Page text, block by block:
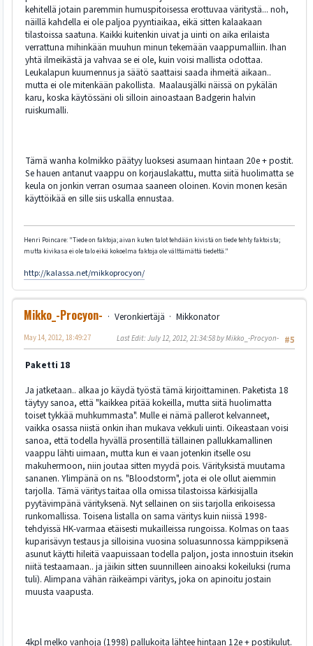
kehitellä jotain paremmin humuspitoisessa erottuvaa väritystä... noh,
näillä kahdella ei ole paljoa pyyntiaikaa, eikä sitten kalaakaan
tilastoissa saatuna. Kaikki kuitenkin uivat ja uinti on aika erilaista
verrattuna mihinkään muuhun minun tekemään vaappumalliin. Ihan
yhtä ilmeikästä ja vahvaa se ei ole, kuin voisi mallista odottaa.
Leukalapun kuumennus ja säätö saattaisi saada ihmeitä aikaan..
mutta ei ole mitenkään pakollista. Maalausjälki näissä on pykälän
karu, koska käytössäni oli silloin ainoastaan Badgerin halvin
ruiskumalli.
Tämä wanha kolmikko päätyy luoksesi asumaan hintaan 20e + postit.
Se hauen antanut vaappu on korjauslakattu, mutta siitä huolimatta se
keula on jonkin verran osumaa saaneen oloinen. Kovin monen kesän
käyttöikää en sille siis uskalla ennustaa.
Henri Poincare: "Tiede on faktoja; aivan kuten talot tehdään kivistä on tiede tehty faktoista;
mutta kivikasa ei ole talo eikä kokoelma faktoja ole välttämättä tiedettä."
http://kalassa.net/mikkoprocyon/
Mikko_-Procyon- Veronkiertäjä
Mikkonator
#5
May 14, 2012, 18:49:27 Last Edit: July 12, 2012, 21:34:58 by Mikko_-Procyon-
Paketti 18
Ja jatketaan.. alkaa jo käydä työstä tämä kirjoittaminen. Paketista 18
täytyy sanoa, että "kaikkea pitää kokeilla, mutta siitä huolimatta
toiset tykkää muhkummasta". Mulle ei nämä pallerot kelvanneet,
vaikka osassa niistä onkin ihan mukava vekkuli uinti. Oikeastaan voisi
sanoa, että todella hyvällä prosentillä tällainen pallukkamallinen
vaappu lähti uimaan, mutta kun ei vaan jotenkin itselle osu
makuhermoon, niin joutaa sitten myydä pois. Värityksistä muutama
sananen. Ylimpänä on ns. "Bloodstorm", jota ei ole ollut aiemmin
tarjolla. Tämä väritys taitaa olla omissa tilastoissa kärkisijalla
pyytävimpänä värityksenä. Nyt sellainen on siis tarjolla erikoisessa
runkomallissa. Toisena listalla on sama väritys kuin niissä 1998-
tehdyissä HK-varmaa etäisesti mukailleissa rungoissa. Kolmas on taas
kuparisävyn testaus ja silloisina vuosina soluasunnossa kämppiksenä
asunut käytti hileitä vaapuissaan todella paljon, josta innostuin itsekin
niitä testaamaan.. ja jäikin sitten suunnilleen ainoaksi kokeiluksi (ruma
tuli). Alimpana vähän räikeämpi väritys, joka on apinoitu jostain
muusta vaapusta.
4kpl melko vanhoja (1998) pallukoita lähtee hintaan 12e + postikulut.